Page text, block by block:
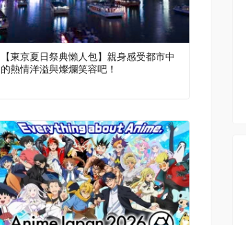
【東京夏日祭典懶人包】親身感受都市中
的熱情洋溢與燦爛笑容吧！